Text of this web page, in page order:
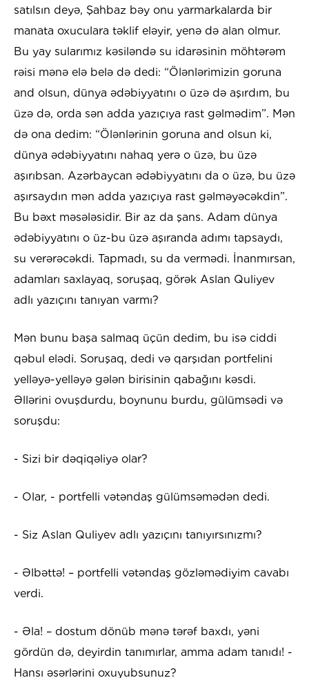
satılsın deyə, Şahbaz bəy onu yarmarkalarda bir
manata oxuculara təklif eləyir, yenə də alan olmur.
Bu yay sularımız kəsiləndə su idarəsinin möhtərəm
rəisi mənə elə belə də dedi: “Ölənlərimizin goruna
and olsun, dünya ədəbiyyatını o üzə də aşırdım, bu
üzə də, orda sən adda yazıçıya rast gəlmədim”. Mən
də ona dedim: “Ölənlərinin goruna and olsun ki,
dünya ədəbiyyatını nahaq yerə o üzə, bu üzə
aşırıbsan. Azərbaycan ədəbiyyatını da o üzə, bu üzə
aşırsaydın mən adda yazıçıya rast gəlməyəcəkdin”.
Bu bəxt məsələsidir. Bir az da şans. Adam dünya
ədəbiyyatını o üz-bu üzə aşıranda adımı tapsaydı,
su verərəcəkdi. Tapmadı, su da vermədi. İnanmırsan,
adamları saxlayaq, soruşaq, görək Aslan Quliyev
adlı yazıçını tanıyan varmı?
Mən bunu başa salmaq üçün dedim, bu isə ciddi
qəbul elədi. Soruşaq, dedi və qarşıdan portfelini
yelləyə-yelləyə gələn birisinin qabağını kəsdi.
Əllərini ovuşdurdu, boynunu burdu, gülümsədi və
soruşdu:
- Sizi bir dəqiqəliyə olar?
- Olar, - portfelli vətəndaş gülümsəmədən dedi.
- Siz Aslan Quliyev adlı yazıçını tanıyırsınızmı?
- Əlbəttə! – portfelli vətəndaş gözləmədiyim cavabı
verdi.
- Əla! – dostum dönüb mənə tərəf baxdı, yəni
gördün də, deyirdin tanımırlar, amma adam tanıdı! -
Hansı əsərlərini oxuyubsunuz?